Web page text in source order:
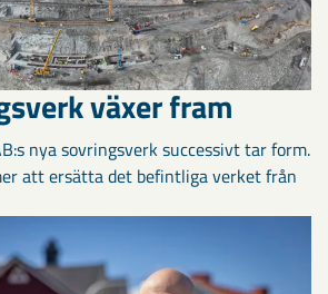
växer fram
nya sovringsverk successivt tar form.
att ersätta det befintliga verket från